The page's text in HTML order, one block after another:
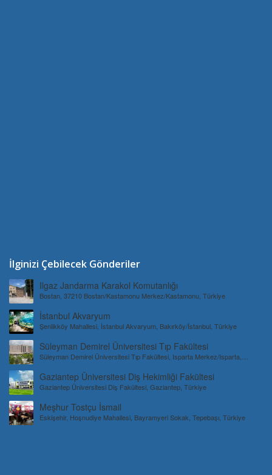
İlginizi Çebilecek Gönderiler
Ilgaz Jandarma Karakol Komutanlığı
Bostan, 37210 Bostan/Kastamonu Merkez/Kastamonu, Türkiye
İstanbul Akvaryum
Şenlikköy Mahallesi, İstanbul Akvaryum, Bakırköy/İstanbul, Türkiye
Süleyman Demirel Üniversitesi Tıp Fakültesi
Süleyman Demirel Üniversitesi Tıp Fakültesi, Isparta Merkez/Isparta,
Gaziantep Üniversitesi Diş Hekimliği Fakültesi
Gaziantep Üniversitesi Diş Fakültesi, Gaziantep, Türkiye
Meşhur Tostçu İsmail
Eskişehir, Hoşnudiye Mahallesi, Bayramyeri Sokak, Tepebaşı, Türkiye